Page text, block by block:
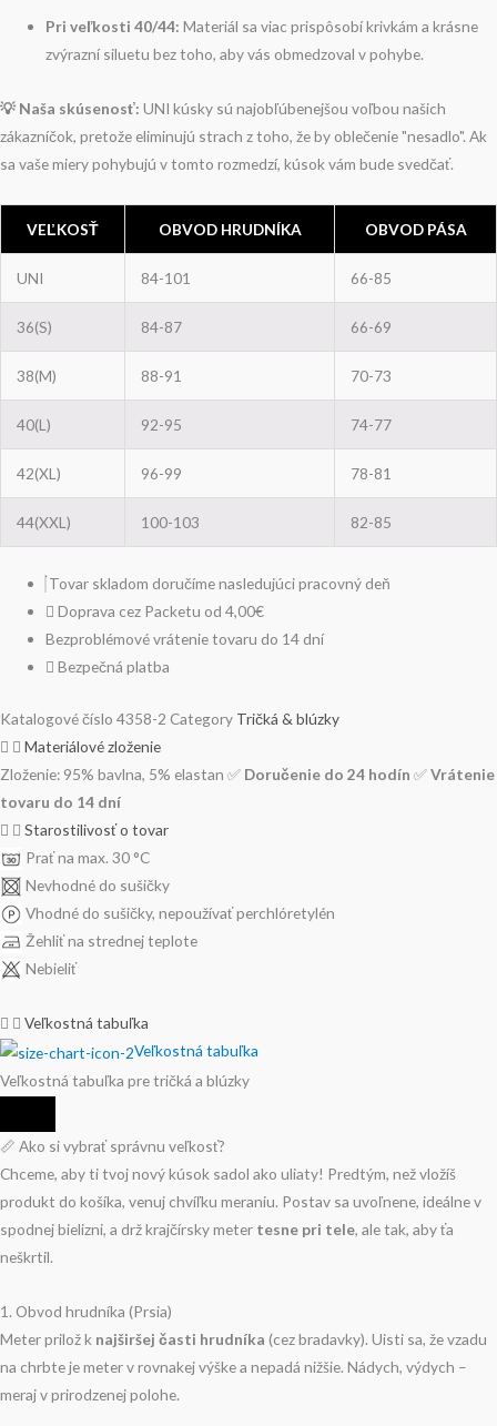
Pri veľkosti 40/44: Materiál sa viac prispôsobí krivkám a krásne
zvýrazní siluetu bez toho, aby vás obmedzoval v pohybe.
💡 Naša skúsenosť: UNI kúsky sú najobľúbenejšou voľbou našich
zákazníčok, pretože eliminujú strach z toho, že by oblečenie "nesadlo". Ak
sa vaše miery pohybujú v tomto rozmedzí, kúsok vám bude svedčať.
VEĽKOSŤ OBVOD HRUDNÍKA OBVOD PÁSA
UNI 84-101 66-85
36(S) 84-87 66-69
38(M) 88-91 70-73
40(L) 92-95 74-77
42(XL) 96-99 78-81
44(XXL) 100-103 82-85
Tovar skladom doručíme nasledujúci pracovný deň
Doprava cez Packetu od 4,00€
Bezproblémové vrátenie tovaru do 14 dní
Bezpečná platba
Katalogové číslo 4358-2 Category Tričká & blúzky
Materiálové zloženie
Zloženie: 95% bavlna, 5% elastan ✅ Doručenie do 24 hodín ✅Vrátenie
tovaru do 14 dní
Starostilivosť o tovar
Prať na max. 30 °C
Nevhodné do sušičky
Vhodné do sušičky, nepoužívať perchlóretylén
Žehliť na strednej teplote
Nebieliť
Veľkostná tabuľka
Veľkostná tabuľka
Veľkostná tabuľka pre tričká a blúzky
📏 Ako si vybrať správnu veľkosť?
Chceme, aby ti tvoj nový kúsok sadol ako uliaty! Predtým, než vložíš
produkt do košíka, venuj chvíľku meraniu. Postav sa uvoľnene, ideálne v
spodnej bielizni, a drž krajčírsky meter tesne pri tele, ale tak, aby ťa
neškrtil.
1. Obvod hrudníka (Prsia)
Meter prilož k najširšej časti hrudníka (cez bradavky). Uisti sa, že vzadu
na chrbte je meter v rovnakej výške a nepadá nižšie. Nádych, výdych –
meraj v prirodzenej polohe.